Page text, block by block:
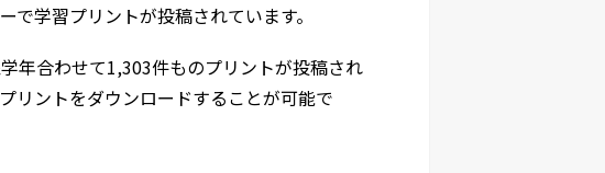
学習プリントが投稿されています。
年合わせて1,303件ものプリントが投稿され
リントをダウンロードすることが可能で